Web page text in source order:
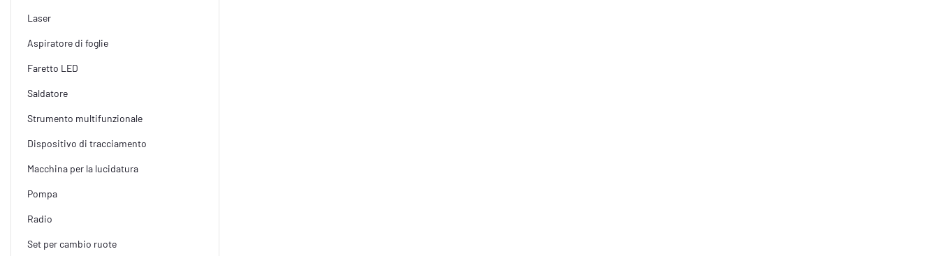
Laser
Aspiratore di foglie
Faretto LED
Saldatore
Strumento multifunzionale
Dispositivo di tracciamento
Macchina per la lucidatura
Pompa
Radio
Set per cambio ruote